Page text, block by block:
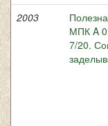
2003
МПК A
7/20.